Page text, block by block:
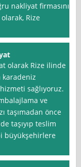
nakliyat firmasını
Rize
olarak Rize ilinde
karadeniz
sağlıyoruz.
ve
taşımadan önce
taşıyıp teslim
büyükşehirlere